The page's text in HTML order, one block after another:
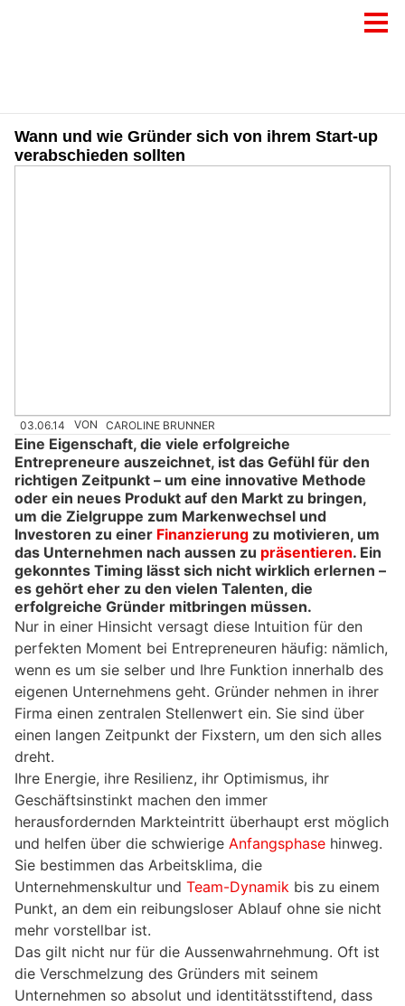
Wann und wie Gründer sich von ihrem Start-up
verabschieden sollten
03.06.14 VON CAROLINE BRUNNER
Eine Eigenschaft, die viele erfolgreiche
Entrepreneure auszeichnet, ist das Gefühl für den
richtigen Zeitpunkt – um eine innovative Methode
oder ein neues Produkt auf den Markt zu bringen,
um die Zielgruppe zum Markenwechsel und
Investoren zu einer Finanzierung zu motivieren, um
das Unternehmen nach aussen zu präsentieren. Ein
gekonntes Timing lässt sich nicht wirklich erlernen –
es gehört eher zu den vielen Talenten, die
erfolgreiche Gründer mitbringen müssen.
Nur in einer Hinsicht versagt diese Intuition für den
perfekten Moment bei Entrepreneuren häufig: nämlich,
wenn es um sie selber und Ihre Funktion innerhalb des
eigenen Unternehmens geht. Gründer nehmen in ihrer
Firma einen zentralen Stellenwert ein. Sie sind über
einen langen Zeitpunkt der Fixstern, um den sich alles
dreht.
Ihre Energie, ihre Resilienz, ihr Optimismus, ihr
Geschäftsinstinkt machen den immer
herausfordernden Markteintritt überhaupt erst möglich
und helfen über die schwierige Anfangsphase hinweg.
Sie bestimmen das Arbeitsklima, die
Unternehmenskultur und Team-Dynamik bis zu einem
Punkt, an dem ein reibungsloser Ablauf ohne sie nicht
mehr vorstellbar ist.
Das gilt nicht nur für die Aussenwahrnehmung. Oft ist
die Verschmelzung des Gründers mit seinem
Unternehmen so absolut und identitätsstiftend, dass